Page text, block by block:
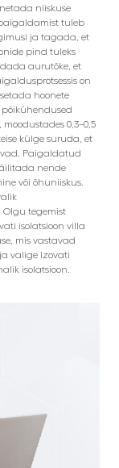
niiskuse
paigaldamist tuleb
ja tagada, et
pind tuleks
aurutõke, et
on
hoonete
0,3–0,5
külge suruda, et
Paigaldatud
nende
või õhuniiskus.
Olgu tegemist
isolatsioon villa
mis vastavad
valige Izovati
isolatsioon.